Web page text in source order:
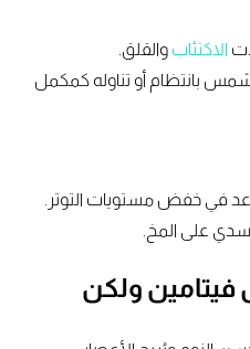
الاكتئاب والقلق.
بانتظام أو تناوله كمكمل
في خفض مستويات التوتر.
على المخ.
ولكن